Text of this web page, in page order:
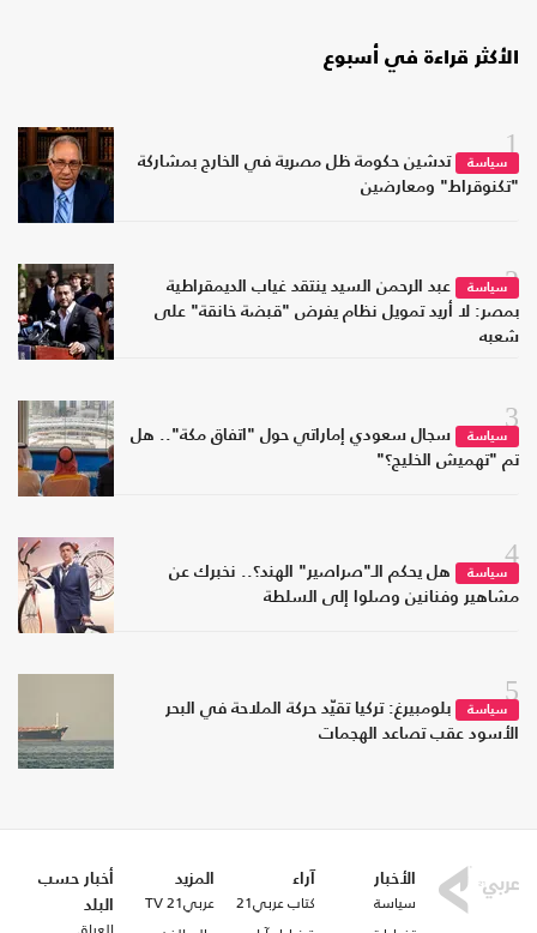
الأكثر قراءة في أسبوع
1
سياسة
تدشين حكومة ظل مصرية في الخارج بمشاركة
"تكنوقراط" ومعارضين
2سياسة
عبد الرحمن السيد ينتقد غياب الديمقراطية
بمصر: لا أريد تمويل نظام يفرض "قبضة خانقة" على
شعبه
3
سياسة
سجال سعودي إماراتي حول "اتفاق مكة".. هل
تم "تهميش الخليج؟"
4
سياسة
هل يحكم الـ"صراصير" الهند؟.. نخبرك عن
مشاهير وفنانين وصلوا إلى السلطة
5
سياسة
بلومبيرغ: تركيا تقيّد حركة الملاحة في البحر
الأسود عقب تصاعد الهجمات
الأخبار
سياسة
آراء
كتاب عربي21
المزيد
عربي21 TV
أخبار حسب
البلد